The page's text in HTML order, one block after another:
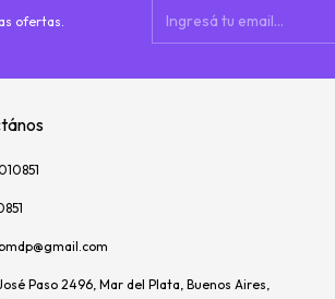
ofertas.
Paso 2496, Mar del Plata, Buenos Aires,